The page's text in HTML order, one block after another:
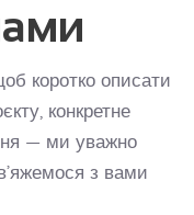
коротко описати
конкретне
— ми уважно
з вами